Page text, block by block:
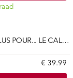
QUELQUES BALLES DE PLUS POUR... LE CALIBRE QU'IL TE FAU
€ 39.99